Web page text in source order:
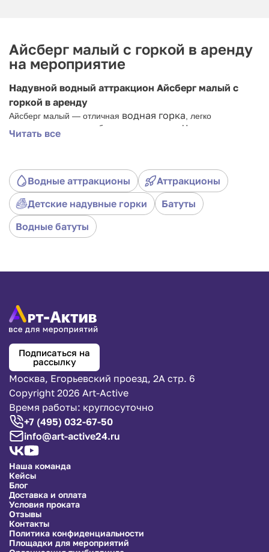
Айсберг малый с горкой в аренду
на мероприятие
Надувной водный аттракцион Айсберг малый с
горкой в аренду
Айсберг малый — отличная водная горка, легко
устанавливается в удобном для вас месте. Надувные водные
горки призваны разнообразить отдых у водоемов и сделать его
Читать все
Водные аттракционы
Аттракционы
Детские надувные горки
Батуты
Водные батуты
Подписаться на
рассылку
Москва, Егорьевский проезд, 2А стр. 6
Copyright 2026 Art-Active
Время работы: круглосуточно
+7 (495) 032-67-50
info@art-active24.ru
Наша команда
Кейсы
Блог
Доставка и оплата
Условия проката
Отзывы
Контакты
Политика конфиденциальности
Площадки для мероприятий